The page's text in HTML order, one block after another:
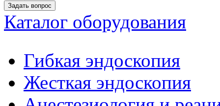
Задать вопрос
Каталог оборудования
Гибкая эндоскопия
Жесткая эндоскопия